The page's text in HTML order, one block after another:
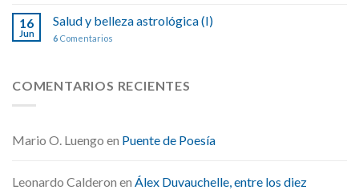
16
Jun
Salud y belleza astrológica (I)
6 Comentarios
COMENTARIOS RECIENTES
Mario O. Luengo en Puente de Poesía
Leonardo Calderon en Álex Duvauchelle, entre los diez